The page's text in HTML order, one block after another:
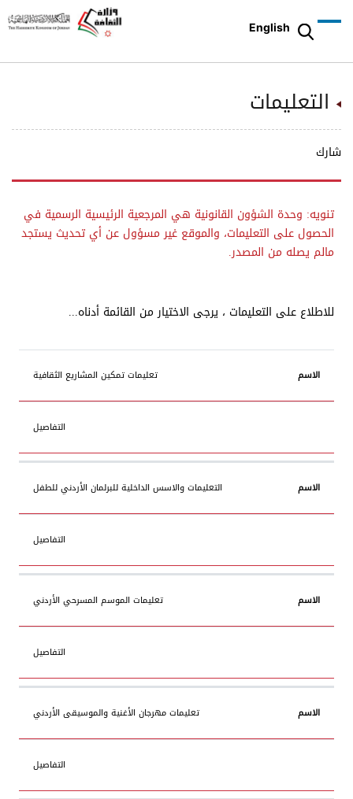
English
التعليمات
شارك
تنويه: وحدة الشؤون القانونية هي المرجعية الرئيسية الرسمية في
الحصول على التعليمات، والموقع غير مسؤول عن أي تحديث يستجد
مالم يصله من المصدر.
للاطلاع على التعليمات ، يرجى الاختيار من القائمة أدناه...
الاسم تعليمات تمكين المشاريع الثقافية
التفاصيل
التعليمات والاسس الداخلية للبرلمان الأردني للطفل
التفاصيل
تعليمات الموسم المسرحي الأردني
التفاصيل
تعليمات مهرجان الأغنية والموسيقى الأردني
التفاصيل